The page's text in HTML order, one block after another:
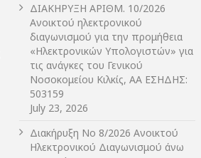
ΔIΑΚΗΡΥΞΗ ΑΡIΘΜ. 10/2026
Ανοικτού ηλεκτρονικού
διαγωνισμού για την προμήθεια
«Ηλεκτρονικών Υπολογιστών» για
τις ανάγκες του Γενικού
Νοσοκομείου Κιλκίς, ΑΑ ΕΣΗΔΗΣ:
503159
July 23, 2026
Διακήρυξη Νο 8/2026 Ανοικτού
Ηλεκτρονικού Διαγωνισμού άνω